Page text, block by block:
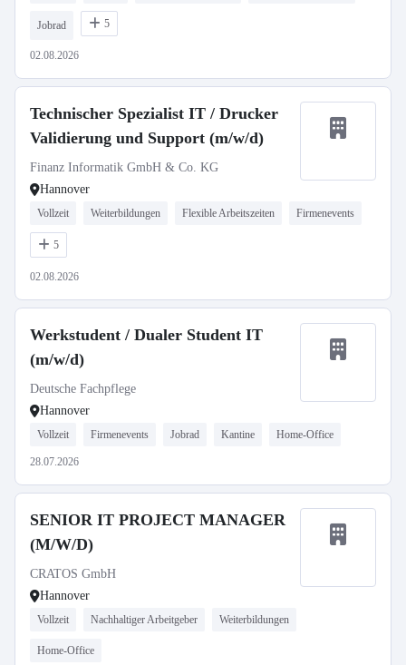
Jobrad 5
02.08.2026
Technischer Spezialist IT / Drucker
Validierung und Support (m/w/d)
Finanz Informatik GmbH & Co. KG
Hannover
Vollzeit Weiterbildungen Flexible Arbeitszeiten Firmenevents
5
02.08.2026
Werkstudent / Dualer Student IT
(m/w/d)
Deutsche Fachpflege
Hannover
Vollzeit Firmenevents Jobrad Kantine Home-Office
28.07.2026
SENIOR IT PROJECT MANAGER
(M/W/D)
CRATOS GmbH
Hannover
Vollzeit Nachhaltiger Arbeitgeber Weiterbildungen
Home-Office